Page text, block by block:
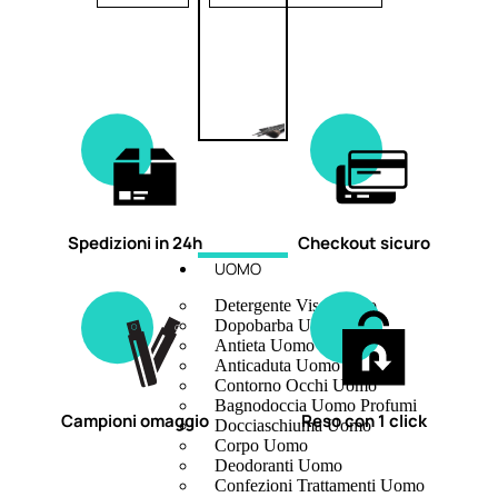
UOMO
Detergente Viso Uomo
Dopobarba Uomo
Antieta Uomo
Anticaduta Uomo
Contorno Occhi Uomo
Bagnodoccia Uomo Profumi
Docciaschiuma Uomo
Corpo Uomo
Deodoranti Uomo
Confezioni Trattamenti Uomo
Spedizioni in 24h Checkout sicuro
Campioni omaggio Reso con 1 click